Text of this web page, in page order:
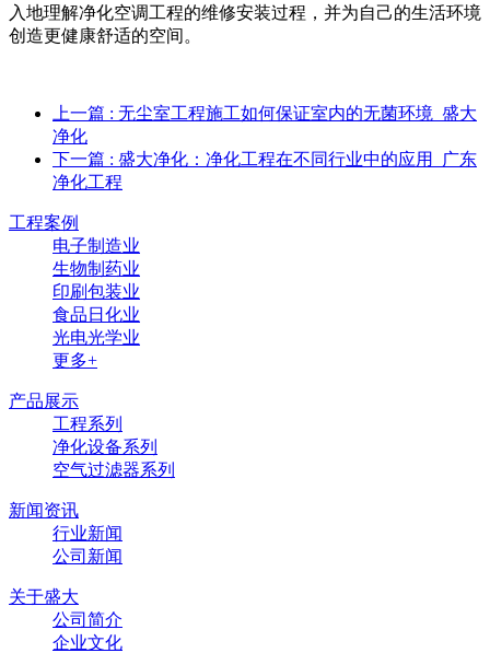
入地理解净化空调工程的维修安装过程，并为自己的生活环境
创造更健康舒适的空间。
上一篇 : 无尘室工程施工如何保证室内的无菌环境_盛大
净化
下一篇 : 盛大净化：净化工程在不同行业中的应用_广东
净化工程
工程案例
电子制造业
生物制药业
印刷包装业
食品日化业
光电光学业
更多+
产品展示
工程系列
净化设备系列
空气过滤器系列
新闻资讯
行业新闻
公司新闻
关于盛大
公司简介
企业文化